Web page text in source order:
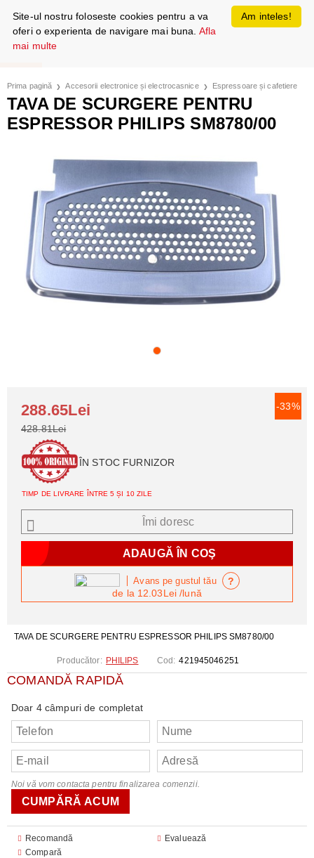
Prima pagină Accesorii electronice și electrocasnice Espressoare și cafetiere
TAVA DE SCURGERE PENTRU
ESPRESSOR PHILIPS SM8780/00
TAVA DE SCURGERE PENTRU ESPRESSOR PHILIPS SM8780/00
Producător: PHILIPS Cod: 421945046251
COMANDĂ RAPIDĂ
Doar 4 câmpuri de completat
Noi vă vom contacta pentru finalizarea comenzii.
Recomandă
Evaluează
Compară
-33%
288.65Lei
428.81Lei
ÎN STOC FURNIZOR
TIMP DE LIVRARE ÎNTRE 5 ȘI 10 ZILE
Îmi doresc
de la 12.03Lei/lună
Avans pe gustul tău ?
Am inteles!
Site-ul nostru foloseste cookies pentru a va
oferi o experienta de navigare mai buna. Afla
mai multe